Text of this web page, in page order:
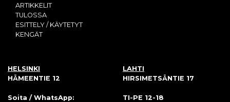
ARTIKKELIT
TULOSSA
ESITTELY / KÄYTETYT
KENGÄT
HELSINKI
HÄMEENTIE 12
Soita / WhatsApp:
LAHTI
HIRSIMETSÄNTIE 17
TI-PE 12-18